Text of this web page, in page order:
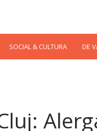
SOCIAL & CULTURA DE